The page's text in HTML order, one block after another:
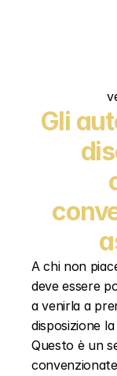
Gli
A chi non
deve essere
a venirla a
disposizione
Questo è un